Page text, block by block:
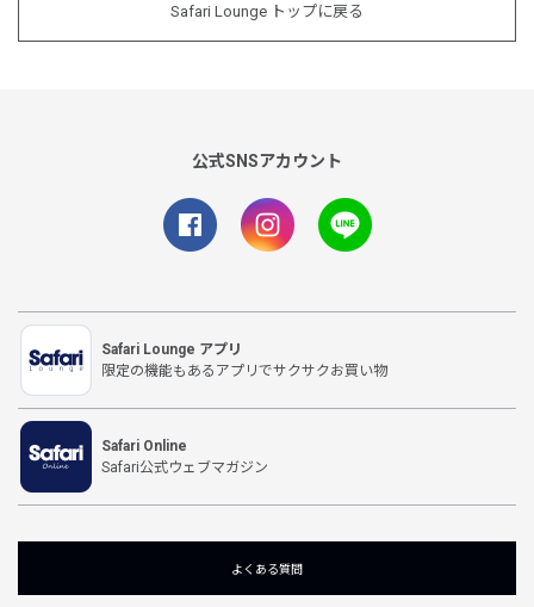
Safari Lounge トップに戻る
公式SNSアカウント
Safari Lounge アプリ
限定の機能もあるアプリでサクサクお買い物
Safari Online
Safari公式ウェブマガジン
よくある質問